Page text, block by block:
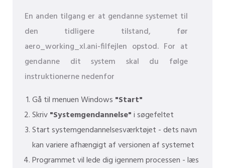
En anden tilgang er at gendanne systemet til
den tidligere tilstand, før
aero_working_xl.ani-filfejlen opstod. For at
gendanne dit system skal du følge
instruktionerne nedenfor
Gå til menuen Windows "Start"
Skriv"Systemgendannelse"i søgefeltet
Start systemgendannelsesværktøjet - dets navn
kan variere afhængigt af versionen af ​​systemet
Programmet vil lede dig igennem processen - læs